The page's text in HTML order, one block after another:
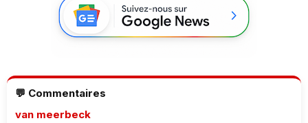
💬 Commentaires
van meerbeck